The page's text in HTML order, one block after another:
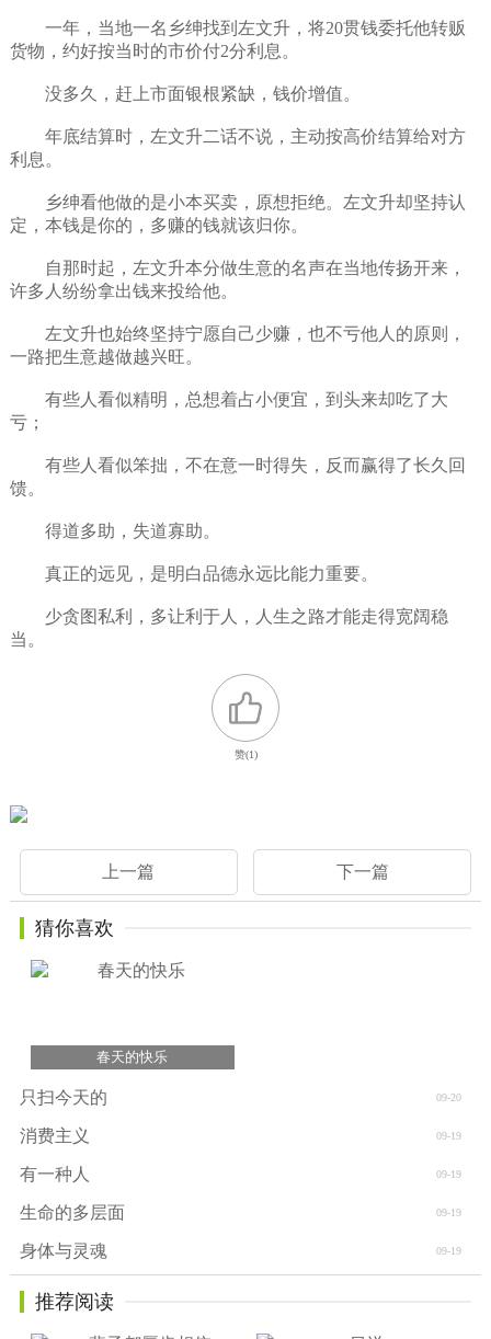
一年，当地一名乡绅找到左文升，将20贯钱委托他转贩
货物，约好按当时的市价付2分利息。
没多久，赶上市面银根紧缺，钱价增值。
年底结算时，左文升二话不说，主动按高价结算给对方
利息。
乡绅看他做的是小本买卖，原想拒绝。左文升却坚持认
定，本钱是你的，多赚的钱就该归你。
自那时起，左文升本分做生意的名声在当地传扬开来，
许多人纷纷拿出钱来投给他。
左文升也始终坚持宁愿自己少赚，也不亏他人的原则，
一路把生意越做越兴旺。
有些人看似精明，总想着占小便宜，到头来却吃了大
亏；
有些人看似笨拙，不在意一时得失，反而赢得了长久回
馈。
得道多助，失道寡助。
真正的远见，是明白品德永远比能力重要。
少贪图私利，多让利于人，人生之路才能走得宽阔稳
当。
赞(1)
下一篇
上一篇
猜你喜欢
春天的快乐
09-20
只扫今天的
09-19
消费主义
09-19
有一种人
09-19
生命的多层面
09-19
身体与灵魂
推荐阅读